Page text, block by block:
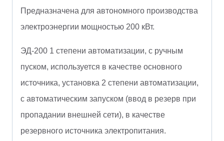
Предназначена для автономного производства
электроэнергии мощностью 200 кВт.
ЭД-200 1 степени автоматизации, с ручным
пуском, используется в качестве основного
источника, установка 2 степени автоматизации,
с автоматическим запуском (ввод в резерв при
пропадании внешней сети), в качестве
резервного источника электропитания.